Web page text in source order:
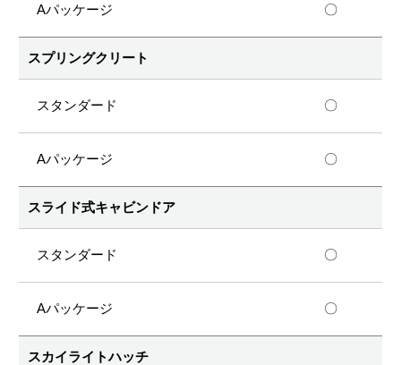
〇
スプリングクリート
〇
〇
スライド式キャビンドア
〇
〇
スカイライトハッチ